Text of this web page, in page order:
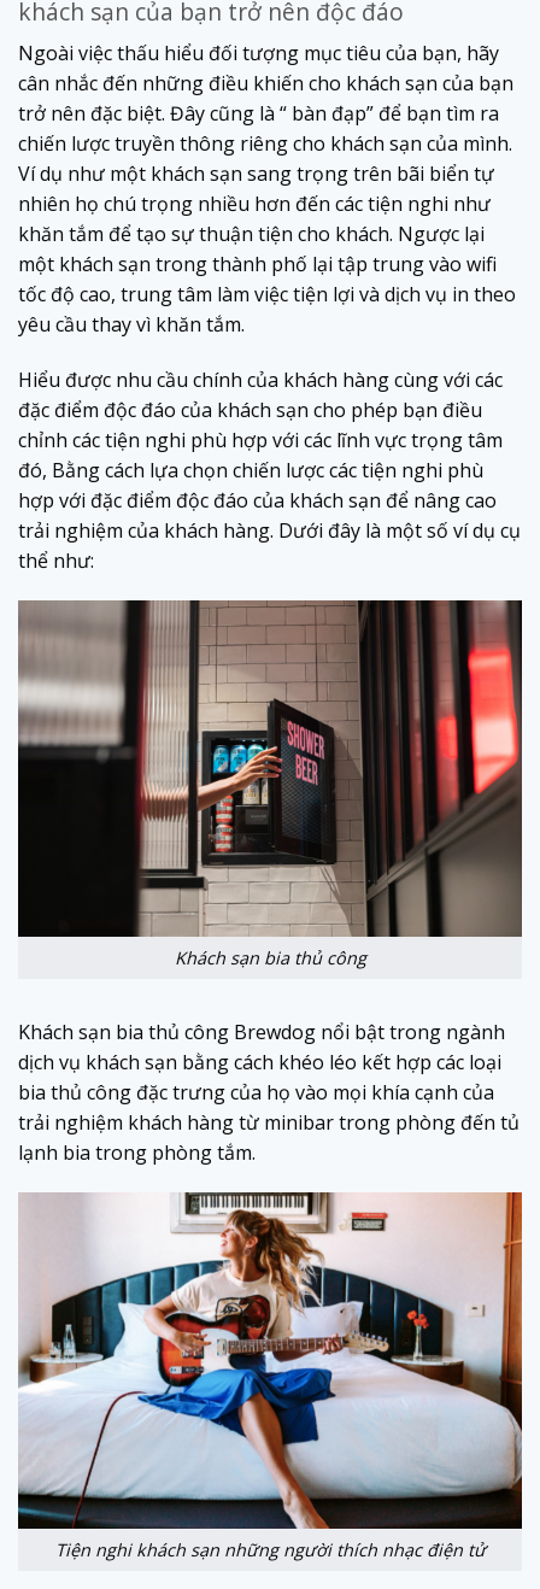
khách sạn của bạn trở nên độc đáo
Ngoài việc thấu hiểu đối tượng mục tiêu của bạn, hãy
cân nhắc đến những điều khiến cho khách sạn của bạn
trở nên đặc biệt. Đây cũng là “ bàn đạp” để bạn tìm ra
chiến lược truyền thông riêng cho khách sạn của mình.
Ví dụ như một khách sạn sang trọng trên bãi biển tự
nhiên họ chú trọng nhiều hơn đến các tiện nghi như
khăn tắm để tạo sự thuận tiện cho khách. Ngược lại
một khách sạn trong thành phố lại tập trung vào wifi
tốc độ cao, trung tâm làm việc tiện lợi và dịch vụ in theo
yêu cầu thay vì khăn tắm.
Hiểu được nhu cầu chính của khách hàng cùng với các
đặc điểm độc đáo của khách sạn cho phép bạn điều
chỉnh các tiện nghi phù hợp với các lĩnh vực trọng tâm
đó, Bằng cách lựa chọn chiến lược các tiện nghi phù
hợp với đặc điểm độc đáo của khách sạn để nâng cao
trải nghiệm của khách hàng. Dưới đây là một số ví dụ cụ
thể như:
Khách sạn bia thủ công
Khách sạn bia thủ công Brewdog nổi bật trong ngành
dịch vụ khách sạn bằng cách khéo léo kết hợp các loại
bia thủ công đặc trưng của họ vào mọi khía cạnh của
trải nghiệm khách hàng từ minibar trong phòng đến tủ
lạnh bia trong phòng tắm.
Tiện nghi khách sạn những người thích nhạc điện tử